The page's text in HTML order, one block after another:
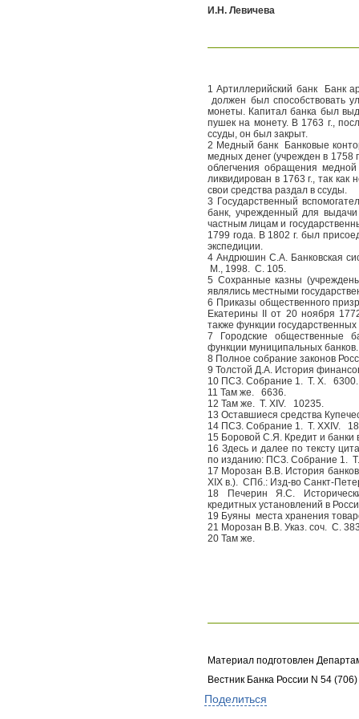
И.Н. Левичева
1 Артиллерийский банк
Банк
должен был способствовать
монеты. Капитал банка был
пушек на монету. В 1763 г.,
ссуды, он был закрыт.
2 Медный банк
Банковые
медных денег (учрежден в 1758
облегчения обращения
ликвидирован в 1763 г., так
свои средства раздал в ссуды.
3 Государственный
банк, учрежденный для
частным лицам и
1799 года. В 1802 г. был
экспедиции.
4 Андрюшин С.А. Банковская
М., 1998.
С. 105.
5 Сохранные казны
являлись местными
6 Приказы общественного
Екатерины II от 20 ноября
также функции
7 Городские общественные
функции муниципальных банков.
8 Полное собрание законов
9 Толстой Д.А. История
10 ПСЗ. Собрание 1.
Т. X.
6300.
11 Там же.
6636.
12 Там же.
Т. XIV.
10235.
13 Оставшиеся средства
14 ПСЗ. Собрание 1.
Т. XXIV.
15 Боровой С.Я. Кредит и банки
16 Здесь и далее по тексту
по изданию: ПСЗ. Собрание 1.
17 Морозан В.В. История
XIX в.).
СПб.: Изд-во Санкт-
18 Печерин Я.С.
кредитных установлений в
19 Буяны места хранения
21 Морозан В.В. Указ. соч.
С.
20 Там же.
Материал подготовлен
Вестник Банка России N 54
Поделиться